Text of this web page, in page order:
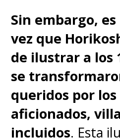
Sin embargo,
vez que
de ilustrar a los
se
queridos por
aficionados,
incluidos. Esta